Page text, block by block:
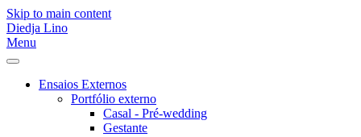
Skip to main content
Diedja Lino
Menu
Ensaios Externos
Portfólio externo
Casal - Pré-wedding
Gestante